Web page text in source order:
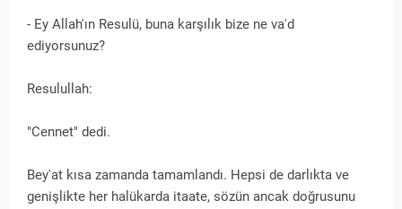
- Ey Allah'ın Resulü, buna karşılık bize ne va'd
ediyorsunuz?
Resulullah:
"Cennet" dedi.
Bey'at kısa zamanda tamamlandı. Hepsi de darlıkta ve
genişlikte her halükarda itaate, sözün ancak doğrusunu